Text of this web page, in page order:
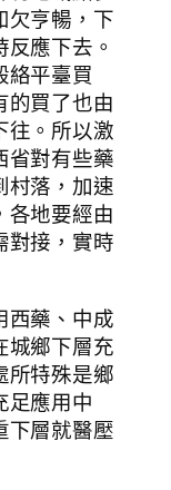
欠亨暢，下
應下去。
絡平臺買
的買了也由
往。所以激
省對有些藥
村落，加速
各地要經由
對接，實時
西藥、中成
城鄉下層充
所特殊是鄉
足應用中
下層就醫壓